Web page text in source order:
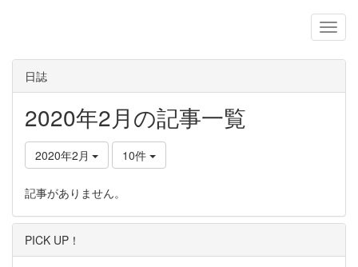
日誌
2020年2月の記事一覧
2020年2月 10件
記事がありません。
PICK UP！